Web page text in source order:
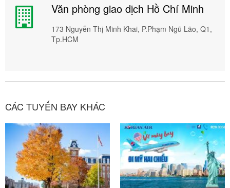
Văn phòng giao dịch Hồ Chí Minh
173 Nguyễn Thị Minh Khai, P.Phạm Ngũ Lão, Q1,
Tp.HCM
CÁC TUYẾN BAY KHÁC